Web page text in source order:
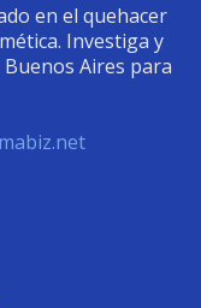
en el quehacer
Investiga y
Aires para